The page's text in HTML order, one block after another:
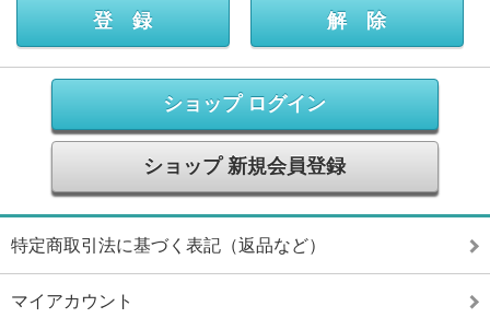
ショップ ログイン
ショップ 新規会員登録
特定商取引法に基づく表記（返品など）
マイアカウント